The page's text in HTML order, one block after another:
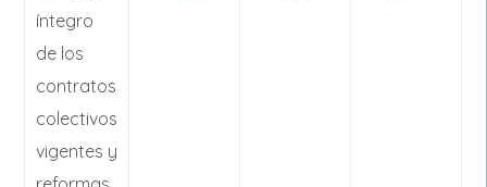
íntegro
de los
contratos
colectivos
vigentes y